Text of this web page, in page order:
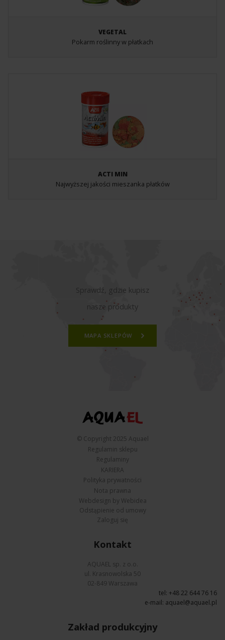
VEGETAL
Pokarm roślinny w płatkach
ACTI MIN
Najwyższej jakości mieszanka płatków
Sprawdź, gdzie kupisz
nasze produkty
MAPA SKLEPÓW
© Copyright 2025 Aquael
Regulamin sklepu
Regulaminy
KARIERA
Polityka prywatności
Nota prawna
Webdesign by Webidea
Odstąpienie od umowy
Zaloguj się
Kontakt
AQUAEL sp. z o.o.
ul. Krasnowolska 50
02-849 Warszawa
tel: +48 22 644 76 16
e-mail: aquael@aquael.pl
Zakład produkcyjny